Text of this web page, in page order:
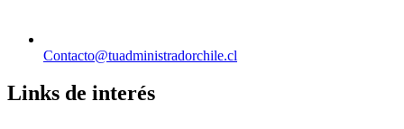
Contacto@tuadministradorchile.cl
Links de interés